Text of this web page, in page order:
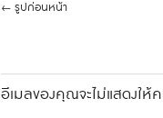
← รูปก่อนหน้า
อีเมลของคุณจะไม่แสดงให้